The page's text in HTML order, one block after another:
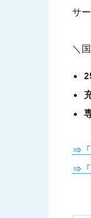
サ
＼
⇒「
⇒「